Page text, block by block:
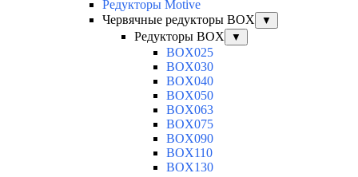
Редукторы Motive
Червячные редукторы BOX
▼
Редукторы BOX ▼
BOX025
BOX030
BOX040
BOX050
BOX063
BOX075
BOX090
BOX110
BOX130